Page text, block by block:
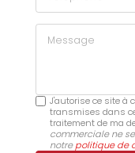
Message
J'autorise ce site à
transmises dans
traitement de ma
commerciale ne
notrepolitique de